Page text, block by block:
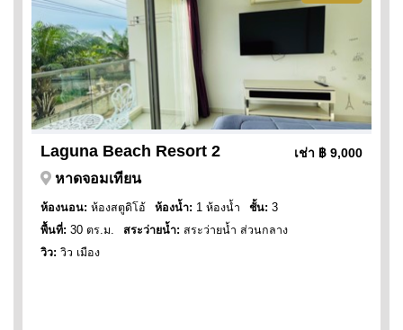
Laguna Beach Resort 2 เช่า ฿ 9,000
หาดจอมเทียน
ห้องนอน: ห้องสตูดิโอ้ ห้องน้ำ: 1 ห้องน้ำ ชั้น: 3
พื้นที่: 30 ตร.ม. สระว่ายน้ำ: สระว่ายน้ำ ส่วนกลาง
วิว: วิว เมือง